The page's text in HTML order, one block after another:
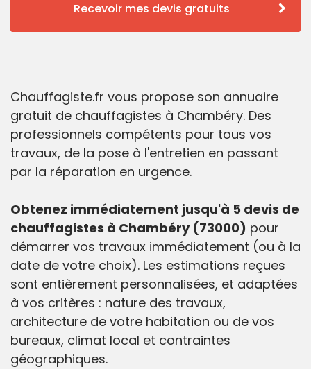
Recevoir mes devis gratuits
Chauffagiste.fr vous propose son annuaire
gratuit de chauffagistes à Chambéry. Des
professionnels compétents pour tous vos
travaux, de la pose à l'entretien en passant
par la réparation en urgence.
Obtenez immédiatement jusqu'à 5 devis de
chauffagistes à Chambéry (73000) pour
démarrer vos travaux immédiatement (ou à la
date de votre choix). Les estimations reçues
sont entièrement personnalisées, et adaptées
à vos critères : nature des travaux,
architecture de votre habitation ou de vos
bureaux, climat local et contraintes
géographiques.